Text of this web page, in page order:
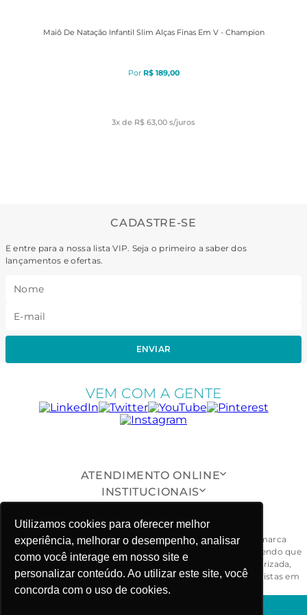
Utilizamos cookies para oferecer melhor
experiência, melhorar o desempenho, analisar
como você interage em nosso site e
personalizar conteúdo. Ao utilizar este site, você
concorda com o uso de cookies.
Maiô De Natação Infantil Slim Alças Finas Em V - Champion
R$ 189,00
3x de R$ 63,00 s/juros
CADASTRE-SE
E entre para a nossa lista VIP. Seja o primeiro a saber dos
lançamentos e ofertas.
ENVIAR
VEM COM A GENTE
ATENDIMENTO ONLINE
INSTITUCIONAIS
ONDE ESTAMOS
Todas as peças, modelos, desenhos, design e formas da marca
Fabiola Molina® são exclusivos e devidamente protegidos, sendo que
a sua reprodução, imitação ou cópia, de maneira não autorizada,
ensejarão ao responsável às penalidades civil e criminal previstas em
lei. - CNPJ: 03.781.919/0001-58